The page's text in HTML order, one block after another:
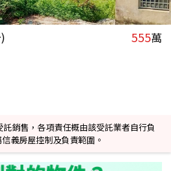
555萬
銷售，各項責任概由該受託業者自行負
義房屋控制及負責範圍。